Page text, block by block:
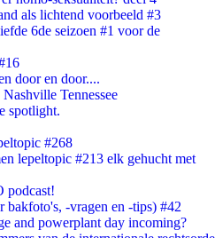
als lichtend voorbeeld #3
6de seizoen #1 voor de
door en door....
Tennessee
spotlight.
#268
lepeltopic #213 elk gehucht met
podcast!
-vragen en -tips) #42
and powerplant day incoming?